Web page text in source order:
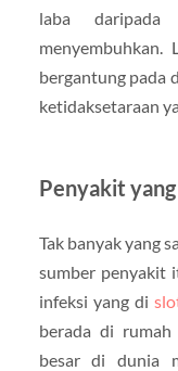
laba
menyembuhkan.
bergantung pada
ketidaksetaraan
Penyakit
Tak banyak yang
sumber penyakit
infeksi yang di
berada di rumah
besar di dunia